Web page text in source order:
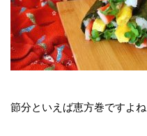
節分といえば恵方巻ですよね